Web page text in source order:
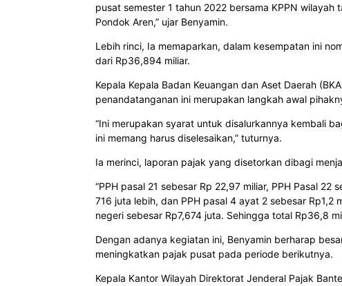
pusat semester 1 tahun 2022 bersama KPPN wilayah
Pondok Aren,” ujar Benyamin.
Lebih rinci, Ia memaparkan, dalam kesempatan ini
dari Rp36,894 miliar.
Kepala Kepala Badan Keuangan dan Aset Daerah
penandatanganan ini merupakan langkah awal
“Ini merupakan syarat untuk disalurkannya kembali
ini memang harus diselesaikan,” tuturnya.
Ia merinci, laporan pajak yang disetorkan dibagi
“PPH pasal 21 sebesar Rp 22,97 miliar, PPH Pasal
716 juta lebih, dan PPH pasal 4 ayat 2 sebesar Rp1,2
negeri sebesar Rp7,674 juta. Sehingga total Rp36,8
Dengan adanya kegiatan ini, Benyamin berharap
meningkatkan pajak pusat pada periode berikutnya.
Kepala Kantor Wilayah Direktorat Jenderal Pajak